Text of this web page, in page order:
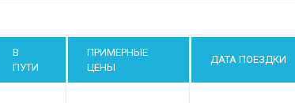
В
ПУТИ
ПРИМЕРНЫЕ
ЦЕНЫ
ДАТА ПОЕЗДКИ